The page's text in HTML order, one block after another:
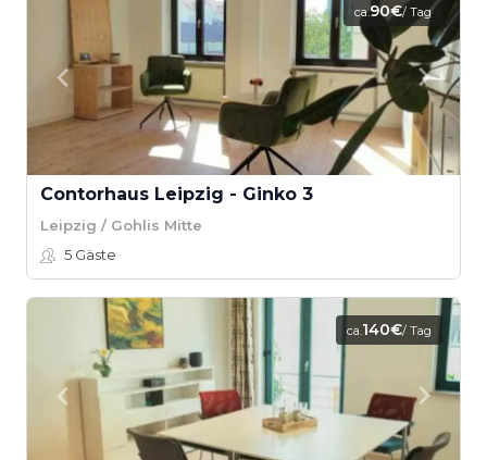
ca.90€/ Tag
Contorhaus Leipzig - Ginko 3
Leipzig / Gohlis Mitte
5 Gäste
ca.140€/ Tag